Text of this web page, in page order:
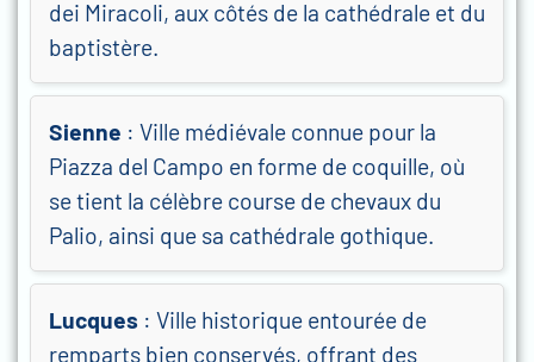
dei Miracoli, aux côtés de la cathédrale et du
baptistère.
Sienne : Ville médiévale connue pour la
Piazza del Campo en forme de coquille, où
se tient la célèbre course de chevaux du
Palio, ainsi que sa cathédrale gothique.
Lucques : Ville historique entourée de
remparts bien conservés, offrant des